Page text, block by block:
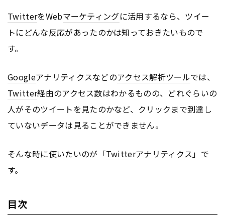
TwitterをWebマーケティングに活用するなら、ツイー
トにどんな反応があったのかは知っておきたいもので
す。
Googleアナリティクスなどのアクセス解析ツールでは、
Twitter経由のアクセス数はわかるものの、どれぐらいの
人がそのツイートを見たのかなど、クリックまで到達し
ていないデータは見ることができません。
そんな時に使いたいのが「Twitterアナリティクス」で
す。
目次